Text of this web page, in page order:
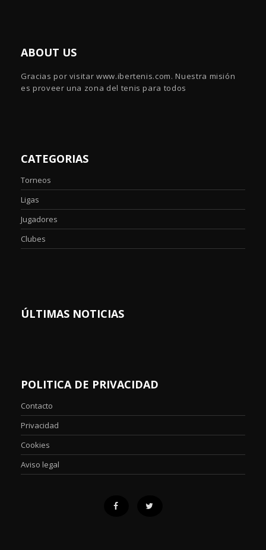
ABOUT US
Gracias por visitar www.ibertenis.com. Nuestra misión
es proveer una zona del tenis para todos
CATEGORIAS
Torneos
Ligas
Jugadores
Clubes
ÚLTIMAS NOTICIAS
POLITICA DE PRIVACIDAD
Contacto
Privacidad
Cookies
Aviso legal